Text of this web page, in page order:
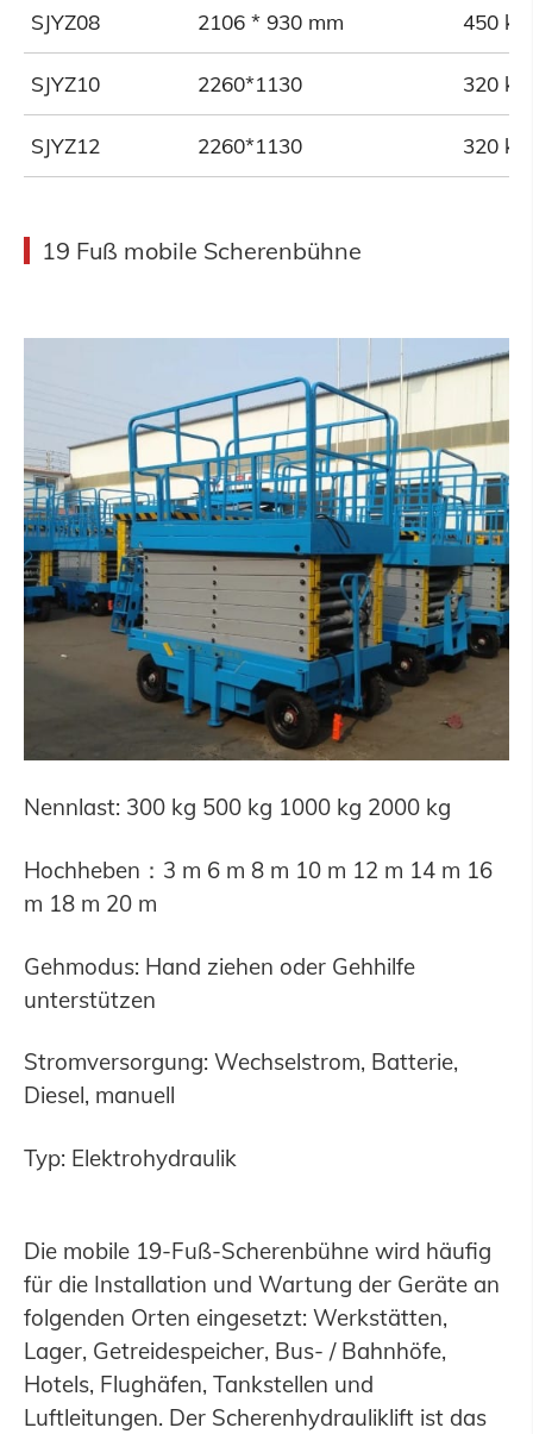
SJYZ08 2106 * 930 mm 450 kg
SJYZ10 2260*1130 320 kg
SJYZ12 2260*1130 320 kg
19 Fuß mobile Scherenbühne
Nennlast: 300 kg 500 kg 1000 kg 2000 kg
Hochheben ： 3 m 6 m 8 m 10 m 12 m 14 m 16
m 18 m 20 m
Gehmodus: Hand ziehen oder Gehhilfe
unterstützen
Stromversorgung: Wechselstrom, Batterie,
Diesel, manuell
Typ: Elektrohydraulik
Die mobile 19-Fuß-Scherenbühne wird häufig
für die Installation und Wartung der Geräte an
folgenden Orten eingesetzt: Werkstätten,
Lager, Getreidespeicher, Bus- / Bahnhöfe,
Hotels, Flughäfen, Tankstellen und
Luftleitungen. Der Scherenhydrauliklift ist das